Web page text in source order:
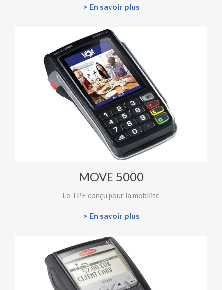
> En savoir plus
MOVE 5000
Le TPE conçu pour la mobilité
> En savoir plus